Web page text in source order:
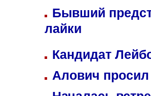
Бывший
лайки
Кандидат
Алович просил